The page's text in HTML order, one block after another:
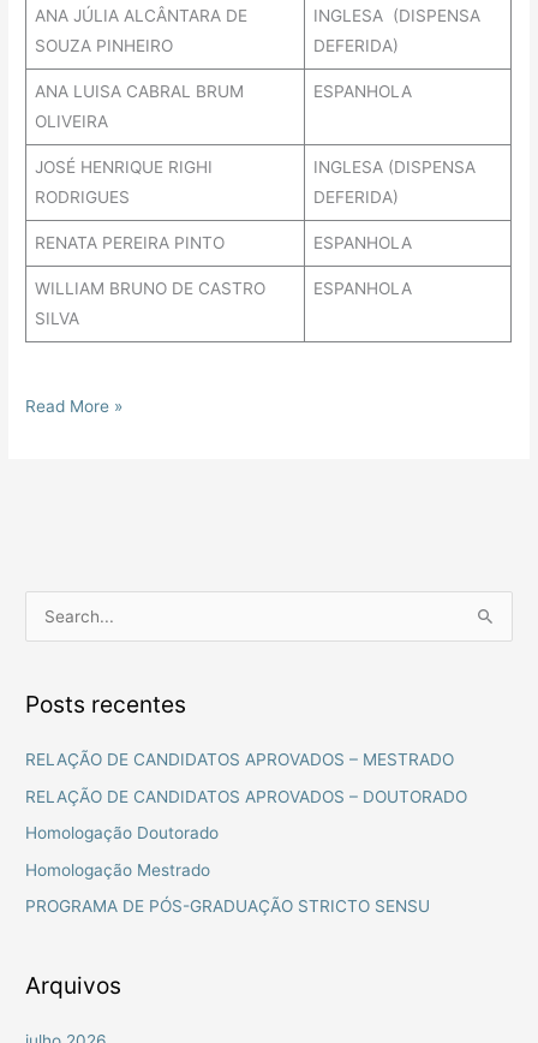
ANA JÚLIA ALCÂNTARA DE
SOUZA PINHEIRO
INGLESA (DISPENSA
DEFERIDA)
ANA LUISA CABRAL BRUM
OLIVEIRA
ESPANHOLA
JOSÉ HENRIQUE RIGHI
RODRIGUES
INGLESA (DISPENSA
DEFERIDA)
RENATA PEREIRA PINTO ESPANHOLA
WILLIAM BRUNO DE CASTRO
SILVA
ESPANHOLA
Read More »
q
u
r
p
r
Posts recentes
RELAÇÃO DE CANDIDATOS APROVADOS – MESTRADO
RELAÇÃO DE CANDIDATOS APROVADOS – DOUTORADO
Homologação Doutorado
Homologação Mestrado
PROGRAMA DE PÓS-GRADUAÇÃO STRICTO SENSU
Arquivos